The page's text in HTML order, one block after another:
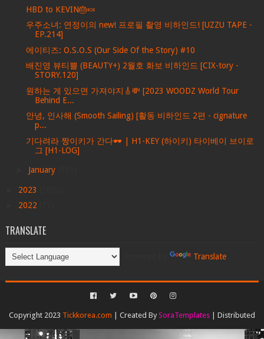
HBD to KEVIN🎂🍬
우주소녀: 연정이의 new! 프로필 촬영 비하인드! [UZZU TAPE -
EP.214]
에이티즈: O.S.O.S (Our Side Of the Story) #10
배진영 뷰티쁠 (BEAUTY+) 2월호 화보 비하인드 [CIX-tory -
STORY.120]
원하는 게 있으면 가져야지🎸💸 [2023 WOODZ World Tour
Behind E...
안녕, 인사해 (Smooth Sailing) [활동 비하인드 2편 - cignature
p...
기다려라 짱이키가 간다🕶️ | H1-KEY (하이키) 타이베이 브이로
그 [H1-LOG]
January
2023
2022
TRANSLATE
Translate
Copyright 2023 Tickkorea.com | Created By SoraTemplates| Distributed